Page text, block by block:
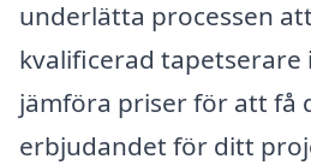
underlätta processen
kvalificerad tapetserare
jämföra priser för att få
erbjudandet för ditt